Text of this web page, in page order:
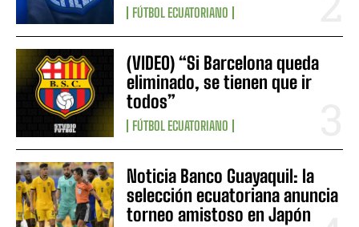
FÚTBOL ECUATORIANO
(VIDEO) “Si Barcelona queda
eliminado, se tienen que ir
todos”
FÚTBOL ECUATORIANO
Noticia Banco Guayaquil: la
selección ecuatoriana anuncia
torneo amistoso en Japón